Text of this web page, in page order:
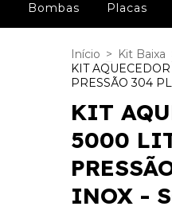
Bombas Placas
Início > Kit Baixa
KIT
PRESSÃO 304
KIT
5000
INOX -